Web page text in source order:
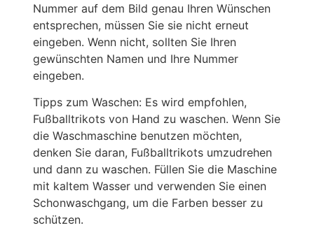
Nummer auf dem Bild genau Ihren Wünschen
entsprechen, müssen Sie sie nicht erneut
eingeben. Wenn nicht, sollten Sie Ihren
gewünschten Namen und Ihre Nummer
eingeben.
Tipps zum Waschen: Es wird empfohlen,
Fußballtrikots von Hand zu waschen. Wenn Sie
die Waschmaschine benutzen möchten,
denken Sie daran, Fußballtrikots umzudrehen
und dann zu waschen. Füllen Sie die Maschine
mit kaltem Wasser und verwenden Sie einen
Schonwaschgang, um die Farben besser zu
schützen.